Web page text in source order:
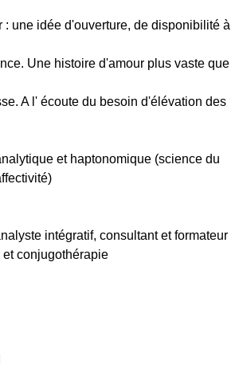
: une idée d'ouverture, de disponibilité à
Une histoire d'amour plus vaste que
A l' écoute du besoin d'élévation des
et haptonomique (science du
intégratif, consultant et formateur
conjugothérapie